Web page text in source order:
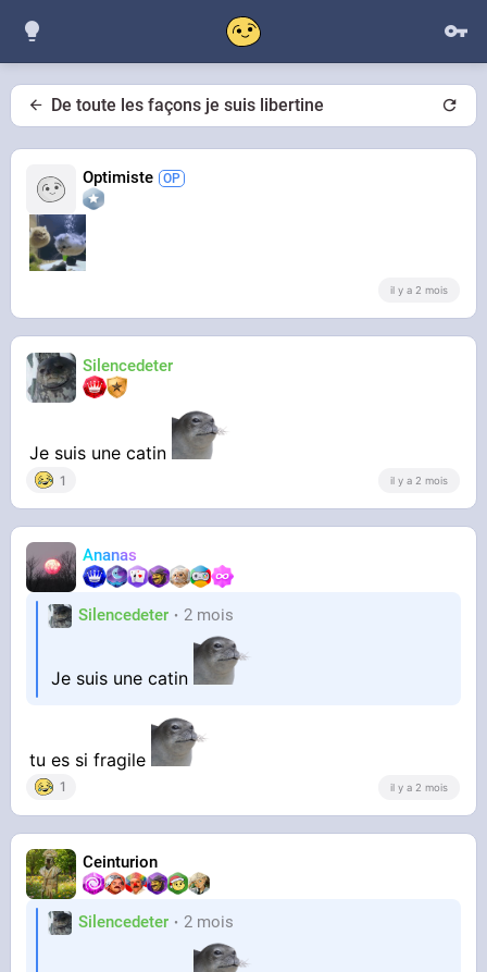
De toute les façons je suis libertine
Optimiste
il y a 2 mois
Silencedeter
Je suis une catin
1 il y a 2 mois
Ananas
Silencedeter 2 mois
Je suis une catin
tu es si fragile
1 il y a 2 mois
Ceinturion
Silencedeter 2 mois